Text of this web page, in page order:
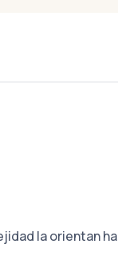
la orientan